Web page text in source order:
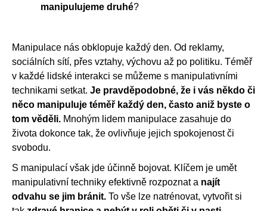
manipulujeme druhé?
Manipulace nás obklopuje každý den. Od reklamy,
sociálních sítí, přes vztahy, výchovu až po politiku. Téměř
v každé lidské interakci se můžeme s manipulativními
technikami setkat. Je pravděpodobné, že i vás někdo či
něco manipuluje téměř každý den, často aniž byste o
tom věděli. Mnohým lidem manipulace zasahuje do
života dokonce tak, že ovlivňuje jejich spokojenost či
svobodu.
S manipulací však jde účinně bojovat. Klíčem je umět
manipulativní techniky efektivně rozpoznat a najít
odvahu se jim bránit. To vše lze natrénovat, vytvořit si